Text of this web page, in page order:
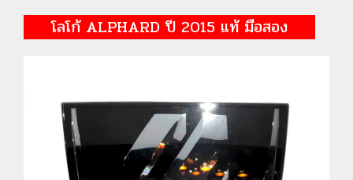
โลโก้ ALPHARD ปี 2015 แท้ มือสอง